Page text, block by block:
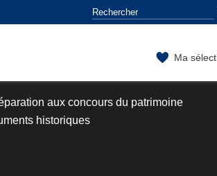
Ma
aux concours du patrimoine
historiques